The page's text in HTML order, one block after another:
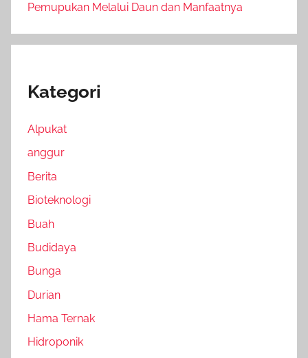
Pemupukan Melalui Daun dan Manfaatnya
Kategori
Alpukat
anggur
Berita
Bioteknologi
Buah
Budidaya
Bunga
Durian
Hama Ternak
Hidroponik